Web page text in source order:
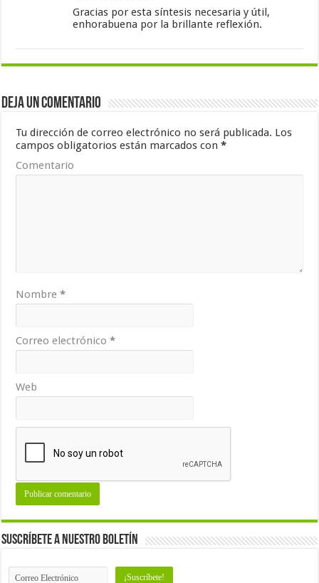
Gracias por esta síntesis necesaria y útil,
enhorabuena por la brillante reflexión.
Deja un comentario
Tu dirección de correo electrónico no será publicada. Los
campos obligatorios están marcados con*
Comentario
Nombre*
Correo electrónico*
Web
Suscríbete a nuestro Boletín